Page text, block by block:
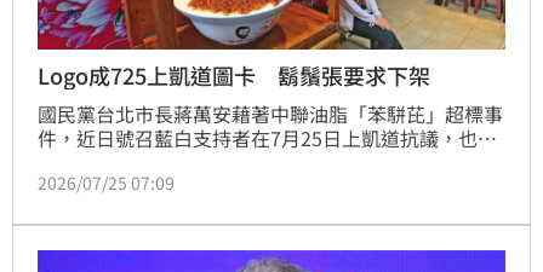
Logo成725上凱道圖卡 鬍鬚張要求下架
國民黨台北市長蔣萬安藉著中聯油脂「苯駢芘」超標事
件，近日號召藍白支持者在7月25日上凱道抗議，也有
「鬍鬚張」品牌的Logo製成圖卡，希望大家725「上凱
友下架圖卡，並提到此行為已嚴重侵害商標權、著作
權，「若未能配合，本公司將蒐證並保留法律追訴
2026/07/25 07:09